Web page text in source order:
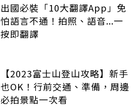
出國必裝「10大翻譯App」免
怕語言不通！拍照、語音...一
按即翻譯
【2023富士山登山攻略】新手
也OK！行前交通、準備，周邊
必拍景點一次看